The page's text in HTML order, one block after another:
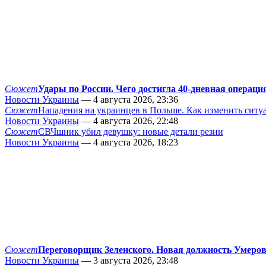
СюжетУдары по России. Чего достигла 40-дневная
Новости Украины — 4 августа 2026, 23:36
СюжетНападения на украинцев в Польше. Как изменить
Новости Украины — 4 августа 2026, 22:48
СюжетСВЧшник убил девушку: новые детали резни
Новости Украины — 4 августа 2026, 18:23
СюжетПереговорщик Зеленского. Новая должность
Новости Украины — 3 августа 2026, 23:48